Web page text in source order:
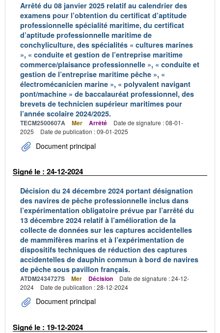
Arrêté du 08 janvier 2025 relatif au calendrier des
examens pour l’obtention du certificat d’aptitude
professionnelle spécialité maritime, du certificat
d’aptitude professionnelle maritime de
conchyliculture, des spécialités « cultures marines
», « conduite et gestion de l’entreprise maritime
commerce/plaisance professionnelle », « conduite et
gestion de l’entreprise maritime pêche », «
électromécanicien marine », « polyvalent navigant
pont/machine » de baccalauréat professionnel, des
brevets de technicien supérieur maritimes pour
l’année scolaire 2024/2025.
TECM2500607A Mer Arrêté
Date de signature : 08-01-
2025
Date de publication : 09-01-2025
Document principal
Signé le : 24-12-2024
Décision du 24 décembre 2024 portant désignation
des navires de pêche professionnelle inclus dans
l’expérimentation obligatoire prévue par l’arrêté du
13 décembre 2024 relatif à l’amélioration de la
collecte de données sur les captures accidentelles
de mammifères marins et à l’expérimentation de
dispositifs techniques de réduction des captures
accidentelles de dauphin commun à bord de navires
de pêche sous pavillon français.
ATDM2434727S Mer Décision
Date de signature : 24-12-
2024
Date de publication : 28-12-2024
Document principal
Signé le : 19-12-2024